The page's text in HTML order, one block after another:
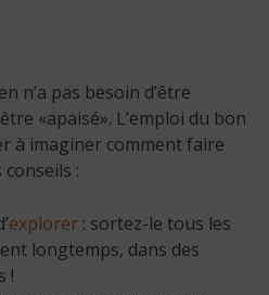
n’a pas besoin d’être
«apaisé». L’emploi du bon
à imaginer comment faire
:
explorer : sortez-le tous les
longtemps, dans des
!